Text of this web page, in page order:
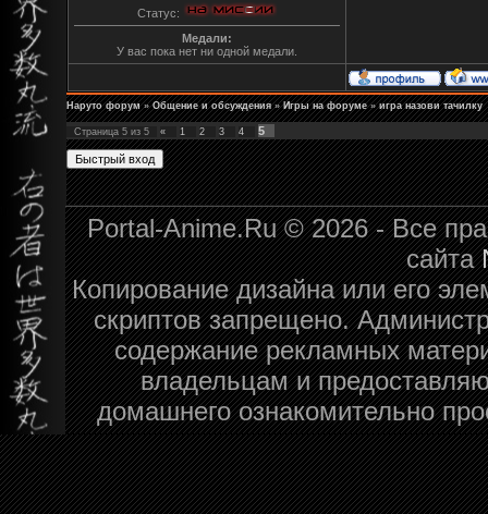
Статус:
Медали:
У вас пока нет ни одной медали.
Наруто форум » Общение и обсуждения » Игры на форуме » игра назови тачилку
Страница 5 из 5 « 1 2 3 4 5
Portal-Anime.Ru © 2026 - Все
сайта
Копирование дизайна или его
скриптов запрещено.
содержание рекламных
владельцам и
домашнего ознакомительно